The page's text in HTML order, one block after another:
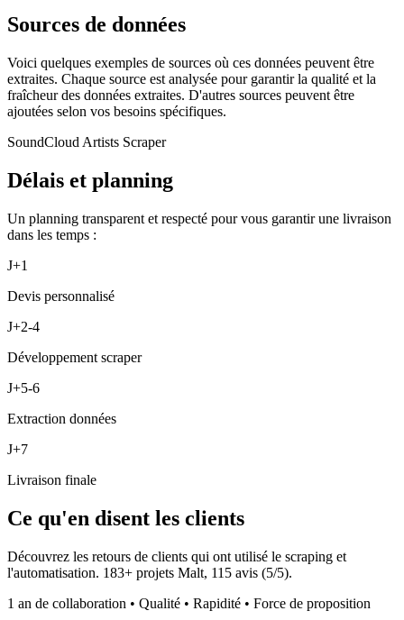
Sources de données
Voici quelques exemples de sources où ces données peuvent être
extraites. Chaque source est analysée pour garantir la qualité et la
fraîcheur des données extraites. D'autres sources peuvent être
ajoutées selon vos besoins spécifiques.
SoundCloud Artists Scraper
Délais et planning
Un planning transparent et respecté pour vous garantir une livraison
dans les temps :
J+1
Devis personnalisé
J+2-4
Développement scraper
J+5-6
Extraction données
J+7
Livraison finale
Ce qu'en disent les clients
Découvrez les retours de clients qui ont utilisé le scraping et
l'automatisation. 183+ projets Malt, 115 avis (5/5).
1 an de collaboration • Qualité • Rapidité • Force de proposition